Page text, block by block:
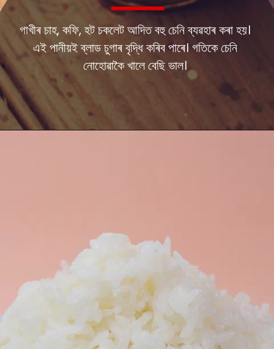
গাখীৰ চাহ, কফি, হট চকলেট আদিত বহু চেনি ব্যৱহাৰ কৰা হয়।
এই পানীয়ই ব্লাড চুগাৰ বৃদ্ধি কৰিব পাৰে। গতিকে চেনি
নোহোৱাকৈ খালে বেছি ভাল।